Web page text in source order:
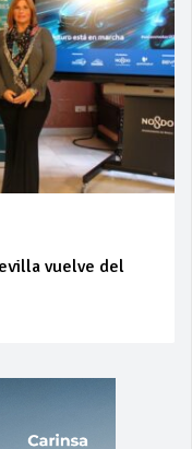
vuelve del